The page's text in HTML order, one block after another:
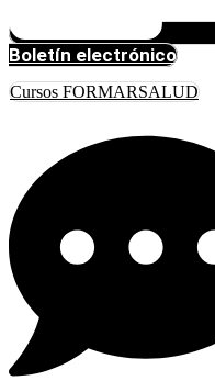
Boletín electrónico
Cursos FORMARSALUD